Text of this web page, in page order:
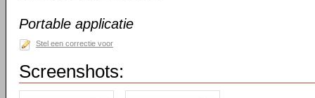
Portable applicatie
Stel een correctie voor
Screenshots: